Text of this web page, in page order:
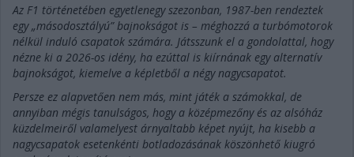
Az F1 történetében egyetlenegy szezonban, 1987-ben rendeztek
egy „másodosztályú” bajnokságot is – méghozzá a turbómotorok
nélkül induló csapatok számára. Játsszunk el a gondolattal, hogy
nézne ki a 2026-os idény, ha ezúttal is kiírnának egy alternatív
bajnokságot, kiemelve a képletből a négy nagycsapatot.
Persze ez alapvetően nem más, mint játék a számokkal, de
annyiban mégis tanulságos, hogy a középmezőny és az alsóház
küzdelmeiről valamelyest árnyaltabb képet nyújt, ha kisebb a
nagycsapatok esetenkénti botladozásának köszönhető kiugró